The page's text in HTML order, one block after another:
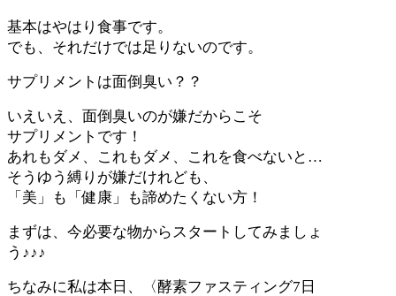
基本はやはり食事です。
でも、それだけでは足りないのです。
サプリメントは面倒臭い？？
いえいえ、面倒臭いのが嫌だからこそ
サプリメントです！
あれもダメ、これもダメ、これを食べないと …
そうゆう縛りが嫌だけれども、
「美」も「健康」も諦めたくない方！
まずは、今必要な物からスタートしてみましょ
う ♪♪♪
ちなみに私は本日、〈酵素ファスティング7 日